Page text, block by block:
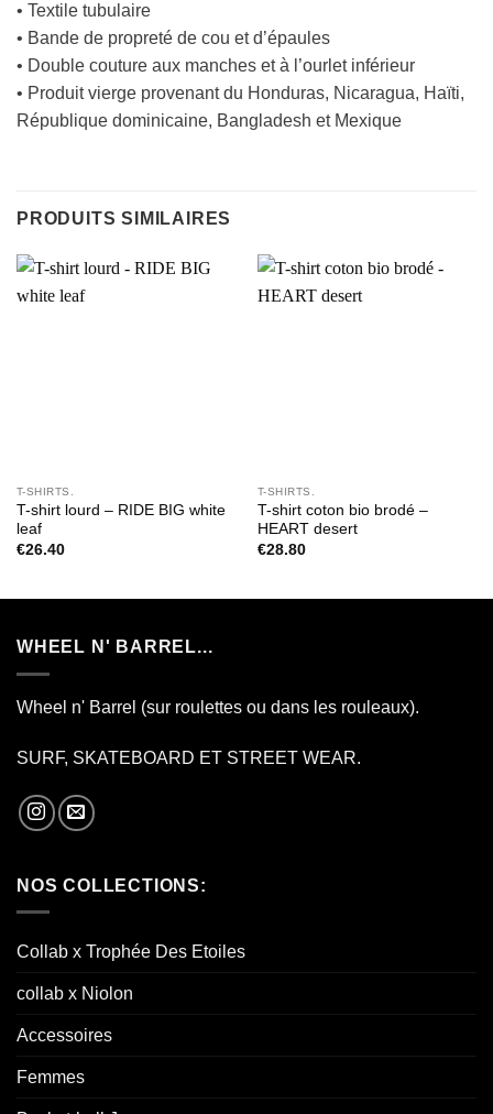
• Textile tubulaire
• Bande de propreté de cou et d’épaules
• Double couture aux manches et à l’ourlet inférieur
• Produit vierge provenant du Honduras, Nicaragua, Haïti,
République dominicaine, Bangladesh et Mexique
PRODUITS SIMILAIRES
T-SHIRTS.
T-shirt lourd – RIDE BIG white
leaf
€26.40
T-SHIRTS.
T-shirt coton bio brodé –
HEART desert
€28.80
WHEEL N' BARREL...
Wheel n' Barrel (sur roulettes ou dans les rouleaux).
SURF, SKATEBOARD ET STREET WEAR.
NOS COLLECTIONS:
Collab x Trophée Des Etoiles
collab x Niolon
Accessoires
Femmes